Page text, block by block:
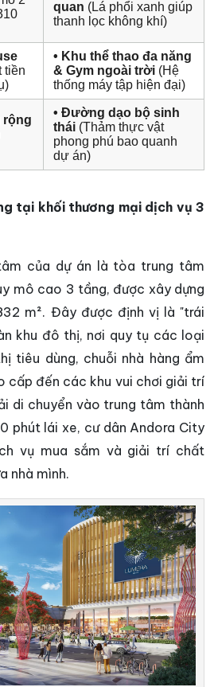
quan (Lá phổi xanh giúp
thanh lọc không khí)
tiền
• Khu thể thao đa năng
& Gym ngoài trời (Hệ
thống máy tập hiện đại)
rộng
• Đường dạo bộ sinh
thái (Thảm thực vật
phong phú bao quanh
dự án)
tại khối thương mại dịch vụ 3
của dự án là tòa trung tâm
mô cao 3 tầng, được xây dựng
m². Đây được định vị là "trái
khu đô thị, nơi quy tụ các loại
tiêu dùng, chuỗi nhà hàng ẩm
cấp đến các khu vui chơi giải trí
di chuyển vào trung tâm thành
phút lái xe, cư dân Andora City
vụ mua sắm và giải trí chất
nhà mình.